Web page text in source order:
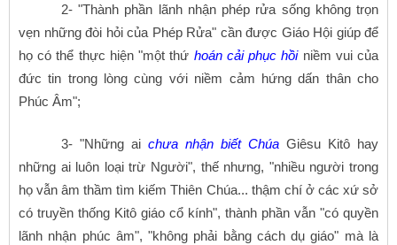
2- "Thành phần lãnh nhận phép rửa sống không trọn
vẹn những đòi hỏi của Phép Rửa" cần được Giáo Hội giúp để
họ có thể thực hiện "một thứ hoán cải phục hồiniềm vui của
đức tin trong lòng cùng với niềm cảm hứng dấn thân cho
Phúc Âm";
3- "Những ai chưa nhận biết Chúa Giêsu Kitô hay
những ai luôn loại trừ Người", thế nhưng, "nhiều người trong
họ vẫn âm thầm tìm kiếm Thiên Chúa... thậm chí ở các xứ sở
có truyền thống Kitô giáo cổ kính", thành phần vẫn "có quyền
lãnh nhận phúc âm", "không phải bằng cách dụ giáo" mà là